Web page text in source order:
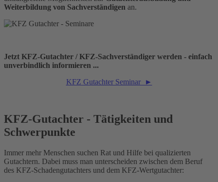
Weiterbildung von Sachverständigen an.
Jetzt KFZ-Gutachter / KFZ-Sachverständiger werden - einfach
unverbindlich informieren ...
KFZ Gutachter Seminar ►
KFZ-Gutachter - Tätigkeiten und
Schwerpunkte
Immer mehr Menschen suchen Rat und Hilfe bei qualizierten
Gutachtern. Dabei muss man unterscheiden zwischen dem Beruf
des KFZ-Schadengutachters und dem KFZ-Wertgutachter: